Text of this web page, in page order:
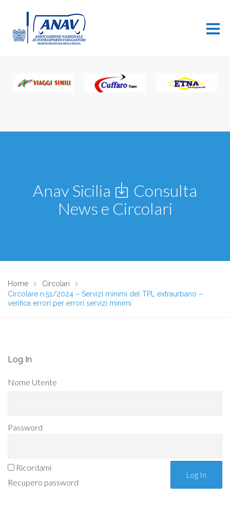
Anav Sicilia
Consulta
News e Circolari
Home
Circolari
Circolare n.51/2024 – Servizi minimi del TPL extraurbano –
verifica errori per errori servizi minimi
Log In
Nome Utente
Password
Ricordami
Recupero password